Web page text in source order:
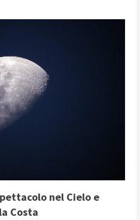
nel Cielo e
Costa